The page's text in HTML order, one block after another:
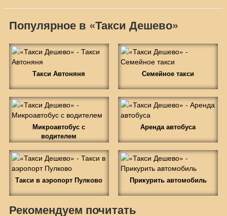
Популярное в «Такси Дешево»
Такси Автоняня Семейное такси
Микроавтобус с
водителем
Аренда автобуса
Такси в аэропорт Пулково Прикурить автомобиль
Рекомендуем почитать